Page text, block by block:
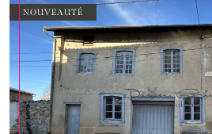
NOUVEAUTÉ